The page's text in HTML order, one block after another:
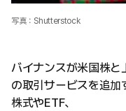
写真：Shutterstock
バイナンスが米国株と
の取引サービスを追加
株式やETF、